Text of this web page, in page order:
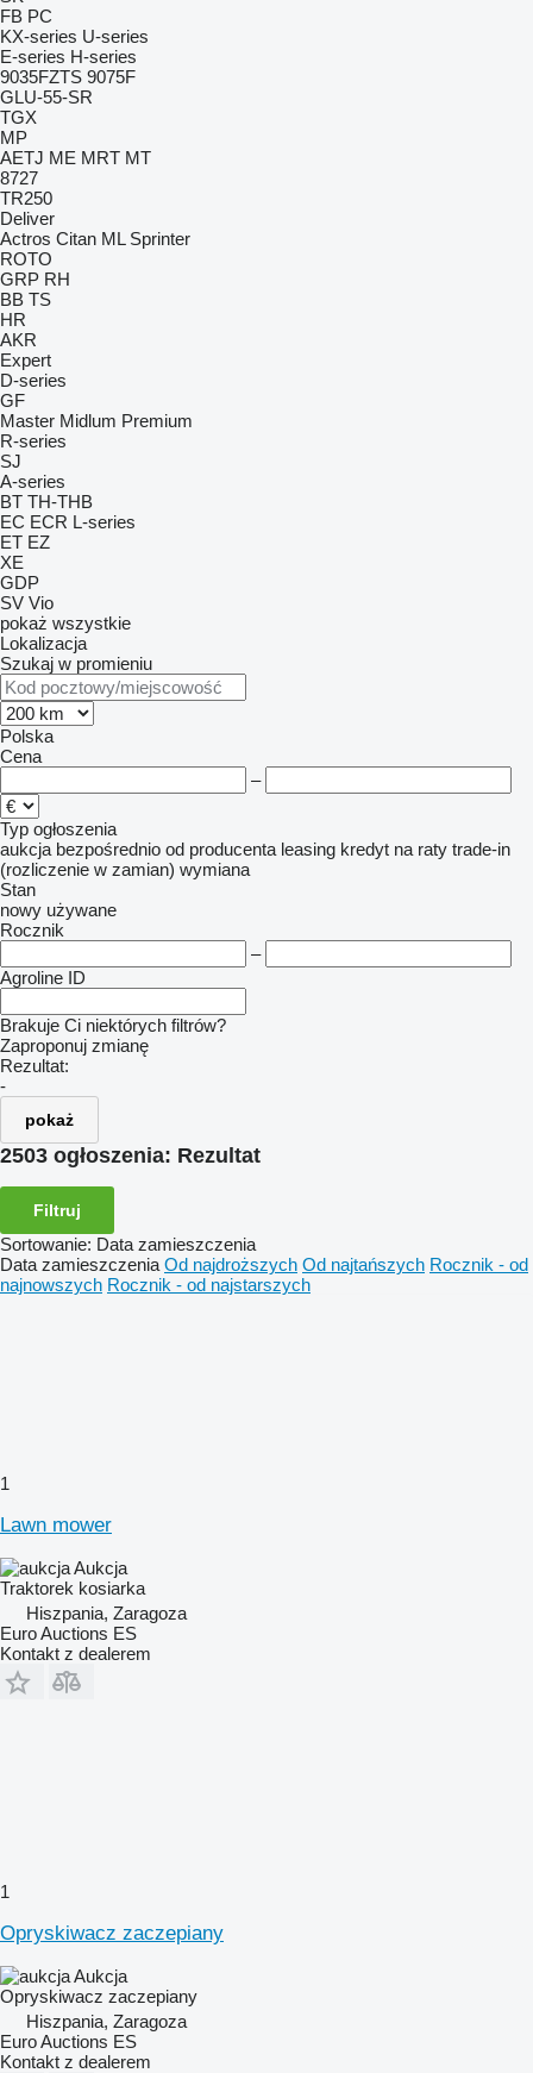
FB PC
KX-series U-series
E-series H-series
9035FZTS 9075F
GLU-55-SR
TGX
MP
AETJ ME MRT MT
8727
TR250
Deliver
Actros Citan ML Sprinter
ROTO
GRP RH
BB TS
HR
AKR
Expert
D-series
GF
Master Midlum Premium
R-series
SJ
A-series
BT TH-THB
EC ECR L-series
ET EZ
XE
GDP
SV Vio
pokaż wszystkie
Lokalizacja
Szukaj w promieniu
Polska
Cena
–
Typ ogłoszenia
aukcja bezpośrednio od producenta leasing kredyt na raty trade-in
(rozliczenie w zamian) wymiana
Stan
nowy używane
Rocznik
–
Agroline ID
Brakuje Ci niektórych filtrów?
Zaproponuj zmianę
Rezultat:
-
pokaż
2503 ogłoszenia: Rezultat
Filtruj
Sortowanie: Data zamieszczenia
Data zamieszczenia Od najdroższych Od najtańszych Rocznik - od
najnowszych Rocznik - od najstarszych
1
Lawn mower
Aukcja
Traktorek kosiarka
Hiszpania, Zaragoza
Euro Auctions ES
Kontakt z dealerem
1
Opryskiwacz zaczepiany
Aukcja
Opryskiwacz zaczepiany
Hiszpania, Zaragoza
Euro Auctions ES
Kontakt z dealerem